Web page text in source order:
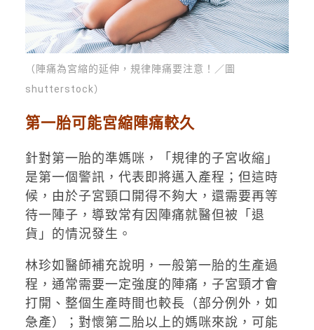
（陣痛為宮縮的延伸，規律陣痛要注意！／圖
shutterstock）
第一胎可能宮縮陣痛較久
針對第一胎的準媽咪，「規律的子宮收縮」
是第一個警訊，代表即將邁入產程；但這時
候，由於子宮頸口開得不夠大，還需要再等
待一陣子，導致常有因陣痛就醫但被「退
貨」的情況發生。
林珍如醫師補充說明，一般第一胎的生產過
程，通常需要一定強度的陣痛，子宮頸才會
打開、整個生產時間也較長（部分例外，如
急產）；對懷第二胎以上的媽咪來說，可能